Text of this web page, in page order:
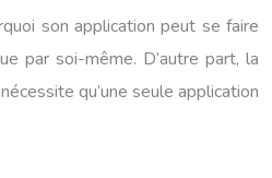
son application peut se faire
par soi-même. D’autre part, la
qu’une seule application